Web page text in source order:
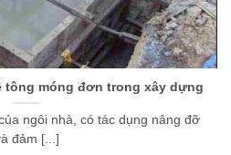
móng đơn trong xây dựng
ngôi nhà, có tác dụng nâng đỡ
đảm [...]